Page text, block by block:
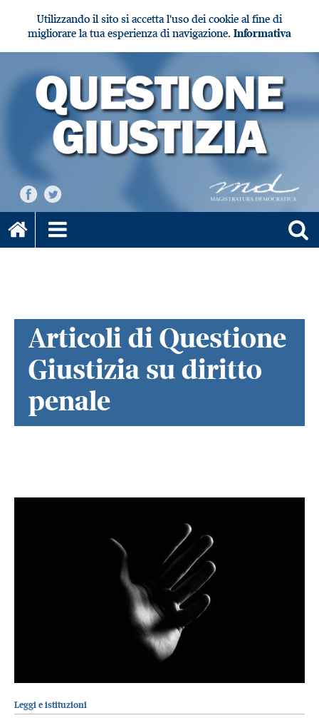
Utilizzando il sito si accetta l'uso dei cookie al fine di
migliorare la tua esperienza di navigazione. Informativa
Articoli di Questione
Giustizia su diritto
penale
Leggi e istituzioni